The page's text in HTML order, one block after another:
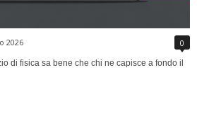
2026 0
di fisica sa bene che chi ne capisce a fondo il